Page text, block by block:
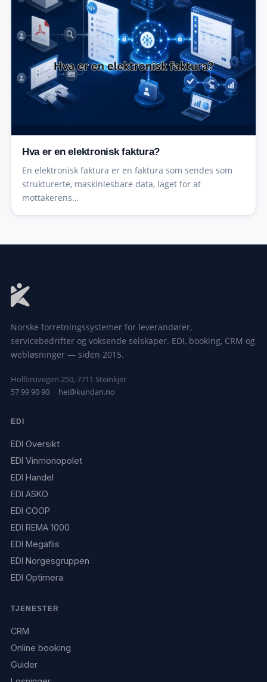
Hva er en elektronisk faktura?
En elektronisk faktura er en faktura som sendes som
strukturerte, maskinlesbare data, laget for at
mottakerens…
Norske forretningssystemer for leverandører,
servicebedrifter og voksende selskaper. EDI, booking, CRM og
webløsninger — siden 2015.
Hollbruvegen 250, 7711 Steinkjer
57 99 90 90 · hei@kundan.no
EDI
EDI Oversikt
EDI Vinmonopolet
EDI Handel
EDI ASKO
EDI COOP
EDI REMA 1000
EDI Megaflis
EDI Norgesgruppen
EDI Optimera
TJENESTER
CRM
Online booking
Guider